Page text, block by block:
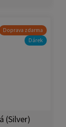
Doprava zdarma
Dárek
(Silver)